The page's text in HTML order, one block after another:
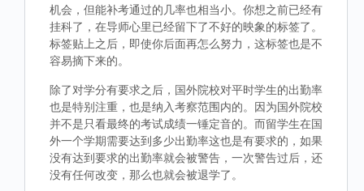
机会，但能补考通过的几率也相当小。你想之前已经有
挂科了，在导师心里已经留下了不好的映象的标签了。
标签贴上之后，即使你后面再怎么努力，这标签也是不
容易摘下来的。
除了对学分有要求之后，国外院校对平时学生的出勤率
也是特别注重，也是纳入考察范围内的。因为国外院校
并不是只看最终的考试成绩一锤定音的。而留学生在国
外一个学期需要达到多少出勤率这也是有要求的，如果
没有达到要求的出勤率就会被警告，一次警告过后，还
没有任何改变，那么也就会被退学了。